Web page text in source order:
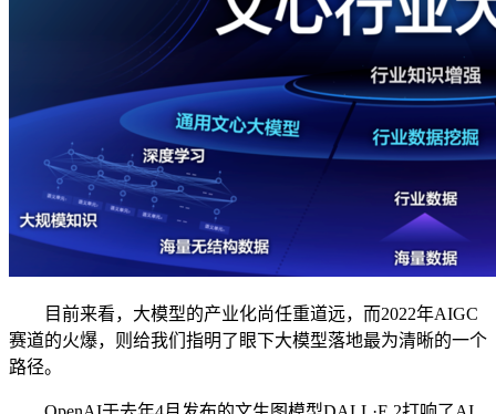
目前来看，大模型的产业化尚任重道远，而2022年AIGC
赛道的火爆，则给我们指明了眼下大模型落地最为清晰的一个
路径。